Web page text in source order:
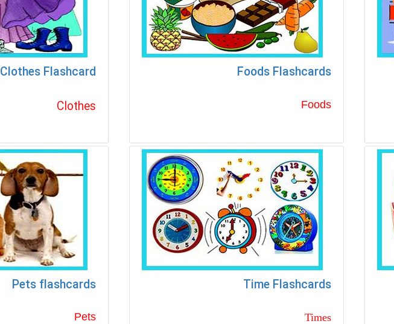
Clothes Flashcard
Clothes
Foods Flashcards
Foods
Pets flashcards
Pets
Time Flashcards
Times